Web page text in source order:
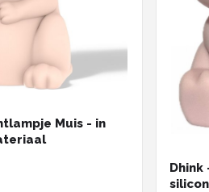
Muis - in
Dhink